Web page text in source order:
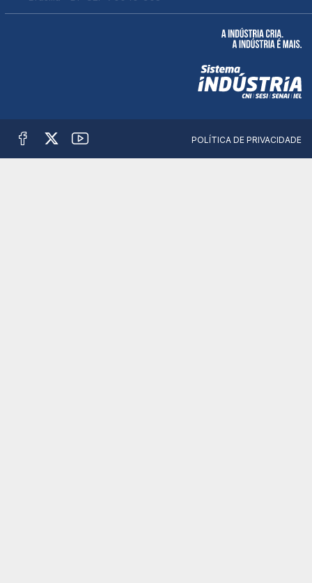
POLÍTICA DE PRIVACIDADE